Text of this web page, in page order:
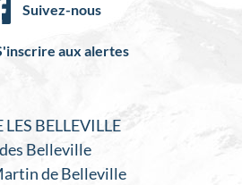
Suivez-nous
aux alertes
BELLEVILLE
Belleville
de Belleville